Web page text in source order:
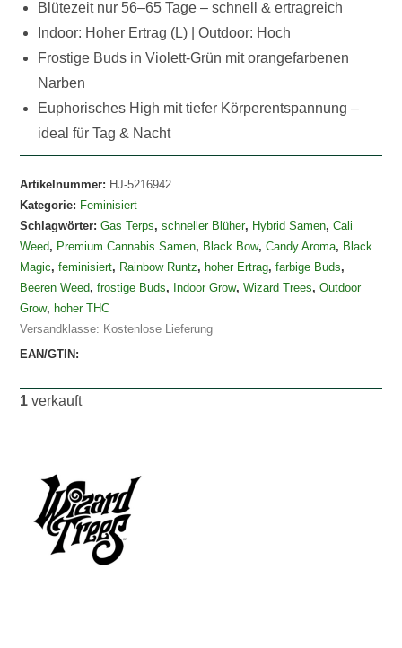
Blütezeit nur 56–65 Tage – schnell & ertragreich
Indoor: Hoher Ertrag (L) | Outdoor: Hoch
Frostige Buds in Violett-Grün mit orangefarbenen
Narben
Euphorisches High mit tiefer Körperentspannung –
ideal für Tag & Nacht
Artikelnummer: HJ-5216942
Kategorie: Feminisiert
Schlagwörter:Gas Terps,schneller Blüher, Hybrid Samen,Cali
Weed, Premium Cannabis Samen, Black Bow,Candy Aroma, Black
Magic,feminisiert, Rainbow Runtz, hoher Ertrag,farbige Buds,
Beeren Weed,frostige Buds, Indoor Grow,Wizard Trees,Outdoor
Grow, hoher THC
Versandklasse: Kostenlose Lieferung
EAN/GTIN:—
1 verkauft